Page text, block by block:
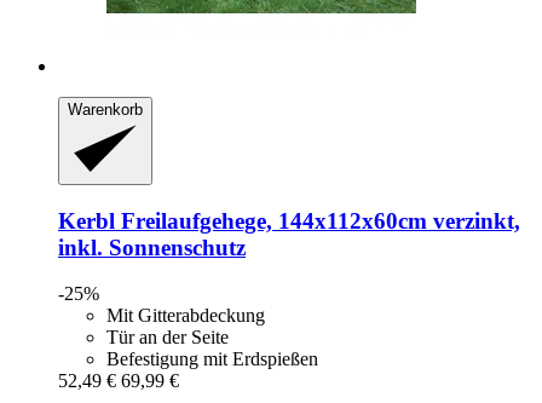
Warenkorb
Kerbl Freilaufgehege, 144x112x60cm verzinkt,
inkl. Sonnenschutz
-25%
Mit Gitterabdeckung
Tür an der Seite
Befestigung mit Erdspießen
52,49 € 69,99 €